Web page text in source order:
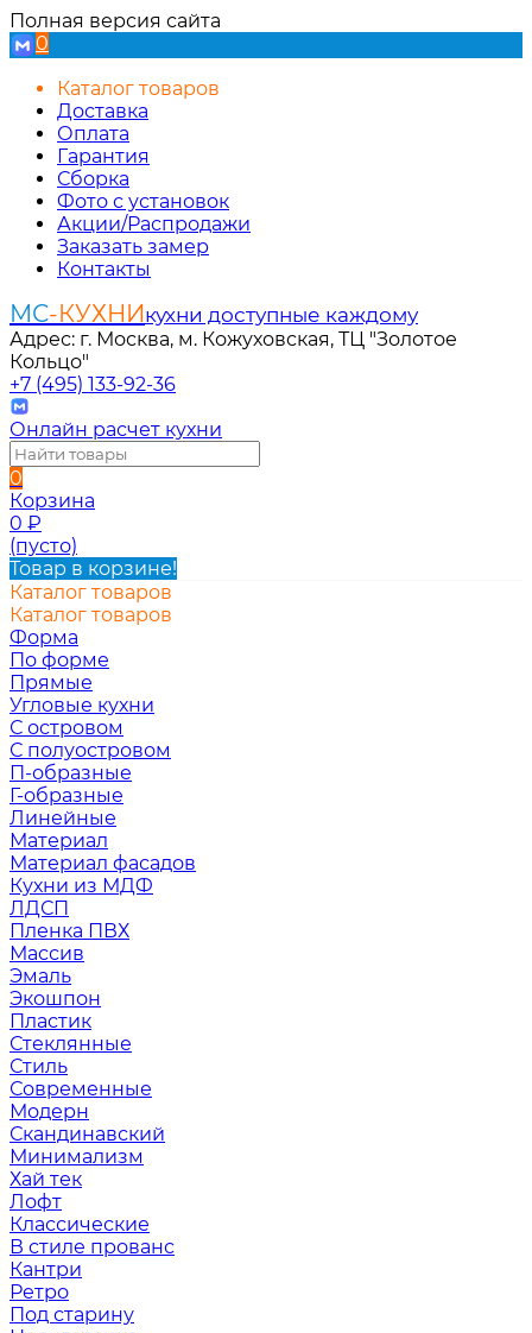
Полная версия сайта
0
Каталог товаров
Доставка
Оплата
Гарантия
Сборка
Фото с установок
Акции/Распродажи
Заказать замер
Контакты
МС-КУХНИкухни доступные каждому
Адрес: г. Москва, м. Кожуховская, ТЦ "Золотое
Кольцо"
+7 (495) 133-92-36
Онлайн расчет кухни
0
Корзина
0 ₽
(пусто)
Товар в корзине!
Каталог товаров
Каталог товаров
Форма
По форме
Прямые
Угловые кухни
С островом
С полуостровом
П-образные
Г-образные
Линейные
Материал
Материал фасадов
Кухни из МДФ
ЛДСП
Пленка ПВХ
Массив
Эмаль
Экошпон
Пластик
Стеклянные
Стиль
Современные
Модерн
Скандинавский
Минимализм
Хай тек
Лофт
Классические
В стиле прованс
Кантри
Ретро
Под старину